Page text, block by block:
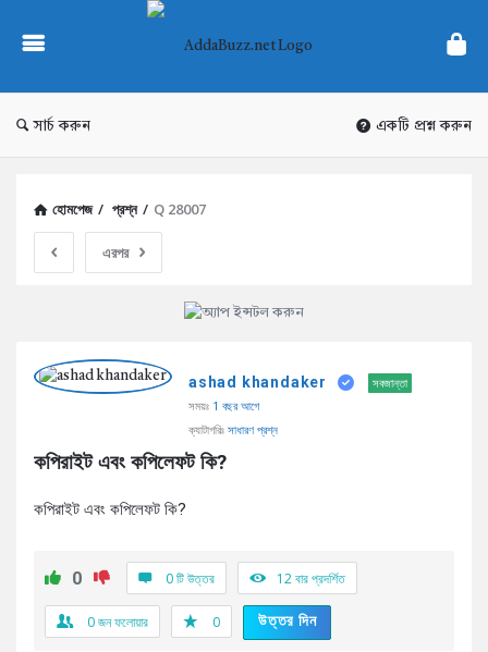
AddaBuzz.net
সার্চ করুন একটি প্রশ্ন করুন
হোমপেজ / প্রশ্ন / Q 28007
এরপর
AddaBuzz.net
Latest
ashad khandaker
সবজান্তা
সময়ঃ 1 বছর আগে
ক্যাটাগরিঃ সাধারণ প্রশ্ন
কপিরাইট এবং কপিলেফট কি?
কপিরাইট এবং কপিলেফট কি?
0 0 টি উত্তর 12বার প্রদর্শিত
0জন ফলোয়ার 0 উত্তর দিন